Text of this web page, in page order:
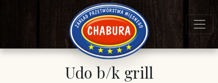
Udo b/k grill